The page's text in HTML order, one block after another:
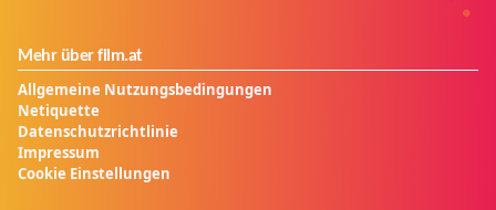
Mehr über film.at
Allgemeine Nutzungsbedingungen
Netiquette
Datenschutzrichtlinie
Impressum
Cookie Einstellungen